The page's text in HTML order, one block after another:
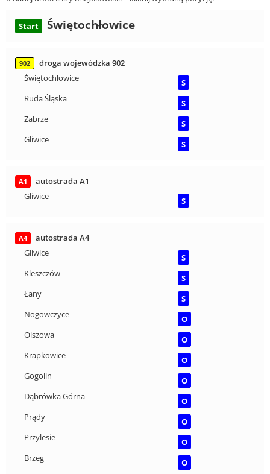
Start Świętochłowice
902
droga wojewódzka 902
Świętochłowice
S
Ruda Śląska
S
Zabrze
S
Gliwice
S
A1
autostrada A1
Gliwice
S
A4
autostrada A4
Gliwice
S
Kleszczów
S
Łany
S
Nogowczyce
O
Olszowa
O
Krapkowice
O
Gogolin
O
Dąbrówka Górna
O
Prądy
O
Przylesie
O
Brzeg
O